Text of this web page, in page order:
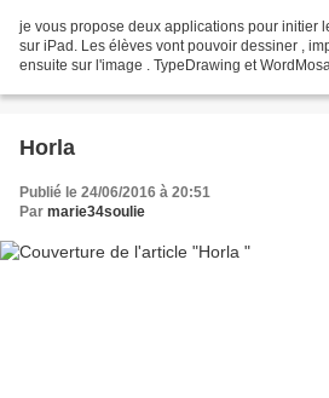
je vous propose deux applications pour initier
sur iPad. Les élèves vont pouvoir dessiner ,
ensuite sur l'image . TypeDrawing et
Horla
Publié le 24/06/2016 à 20:51
Par marie34soulie